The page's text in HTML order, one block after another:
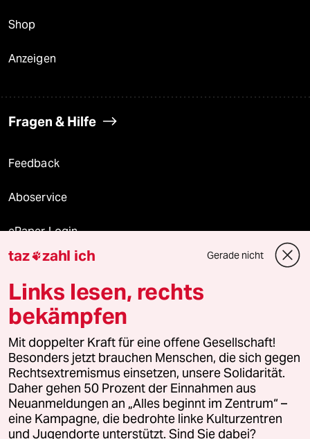
Shop
Anzeigen
Fragen & Hilfe
Feedback
Aboservice
ePaper Login
Downloads für Abonnierende
© 2026 taz Verlags und Vertriebs GmbH
Alle Rechte vorbehalten. Bei rechtlichen Fragen oder für Genehmigungen
wenden Sie sich bitte an
lizenzen@taz.de
Feedback Redaktionsstatut Kommune-Richtlinien
Leitlinie Informant Datenschutz Impressum AGB
taz zahl ich Gerade nicht
Links lesen, rechts
bekämpfen
Mit doppelter Kraft für eine offene Gesellschaft!
Besonders jetzt brauchen Menschen, die sich gegen
Rechtsextremismus einsetzen, unsere Solidarität.
Daher gehen 50 Prozent der Einnahmen aus
Neuanmeldungen an „Alles beginnt im Zentrum“ –
eine Kampagne, die bedrohte linke Kulturzentren
und Jugendorte unterstützt. Sind Sie dabei?